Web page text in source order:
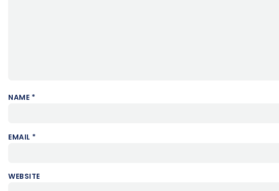
NAME *
EMAIL *
WEBSITE